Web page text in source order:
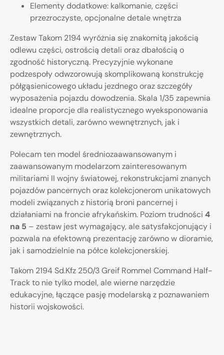
Elementy dodatkowe: kalkomanie, części
przezroczyste, opcjonalne detale wnętrza
Zestaw Takom 2194 wyróżnia się znakomitą jakością
odlewu części, ostrością detali oraz dbałością o
zgodność historyczną. Precyzyjnie wykonane
podzespoły odwzorowują skomplikowaną konstrukcję
półgąsienicowego układu jezdnego oraz szczegóły
wyposażenia pojazdu dowodzenia. Skala 1/35 zapewnia
idealne proporcje dla realistycznego wyeksponowania
wszystkich detali, zarówno wewnętrznych, jak i
zewnętrznych.
Polecam ten model średniozaawansowanym i
zaawansowanym modelarzom zainteresowanym
militariami II wojny światowej, rekonstrukcjami znanych
pojazdów pancernych oraz kolekcjonerom unikatowych
modeli związanych z historią broni pancernej i
działaniami na froncie afrykańskim. Poziom trudności 4
na 5 – zestaw jest wymagający, ale satysfakcjonujący i
pozwala na efektowną prezentację zarówno w dioramie,
jak i samodzielnie na półce kolekcjonerskiej.
Takom 2194 Sd.Kfz 250/3 Greif Rommel Command Half-
Track to nie tylko model, ale wierne narzędzie
edukacyjne, łączące pasję modelarską z poznawaniem
historii wojskowości.